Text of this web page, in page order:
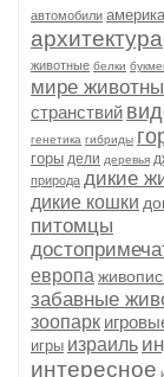
автомобили америка
архитектура
животные белки
мире
странствий
генетика гибриды
горы дели деревья
природа дикие
дикие кошки
питомцы
европа
забавные
зоопарк
игры израиль
интересное